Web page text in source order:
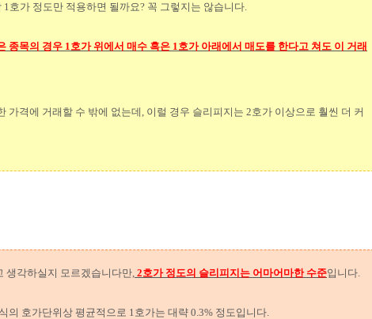
호가 정도만 적용하면 될까요? 꼭 그렇지는 않습니다.
종목의 경우 1호가 위에서 매수 혹은 1호가 아래에서 매도를 한다고 쳐도 이 거래
가격에 거래할 수 밖에 없는데, 이럴 경우 슬리피지는 2호가 이상으로 훨씬 더 커
생각하실지 모르겠습니다만, 2호가 정도의 슬리피지는 어마어마한 수준입니다.
의 호가단위상 평균적으로 1호가는 대략 0.3% 정도입니다.